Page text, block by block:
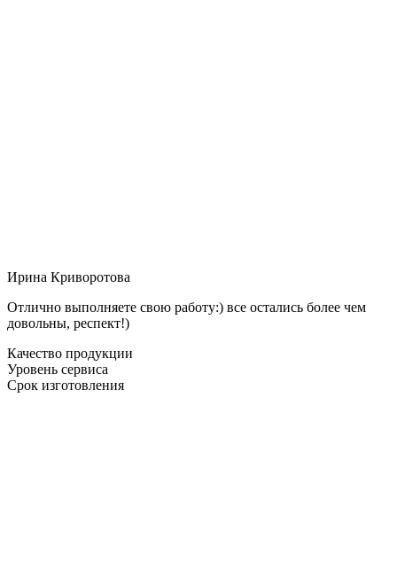
Ирина Криворотова
Отлично выполняете свою работу:) все остались более чем
довольны, респект!)
Качество продукции
Уровень сервиса
Срок изготовления